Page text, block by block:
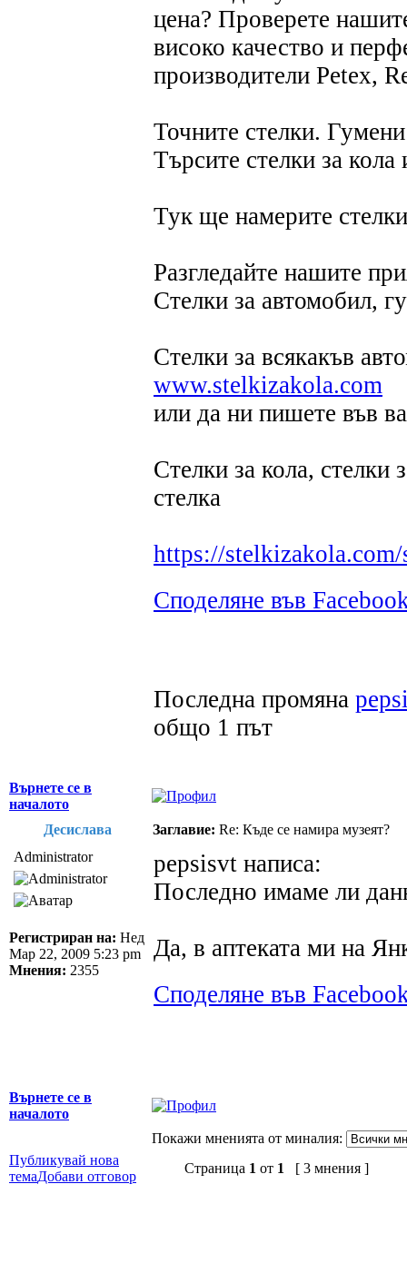
цена? Проверете
високо качество и
производители Petex,
Точните стелки.
Търсите стелки за кола
Тук ще намерите
Разгледайте нашите
Стелки за автомобил,
Стелки за всякакъв
www.stelkizakola.com
или да ни пишете във
Стелки за кола, стелки
стелка
https://
Споделяне във
Последна промяна
общо 1 път
Върнете се в
началото
Десислава
Заглавие: Re: Къде се намира музеят?
Administrator
Регистриран на: Нед
Мар 22, 2009 5:23 pm
Мнения: 2355
pepsisvt написа:
Последно имаме ли
Да, в аптеката ми на
Споделяне във
Върнете се в
началото
Покажи мненията от миналия:
Публикувай нова
темаДобави отговор
Страница 1 от 1 [ 3 мнения ]